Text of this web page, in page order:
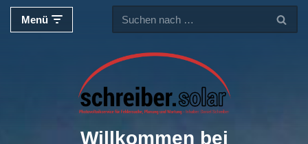
Menü
Willkommen bei